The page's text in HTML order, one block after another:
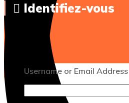
Identifiez-vous
Username or Email Address